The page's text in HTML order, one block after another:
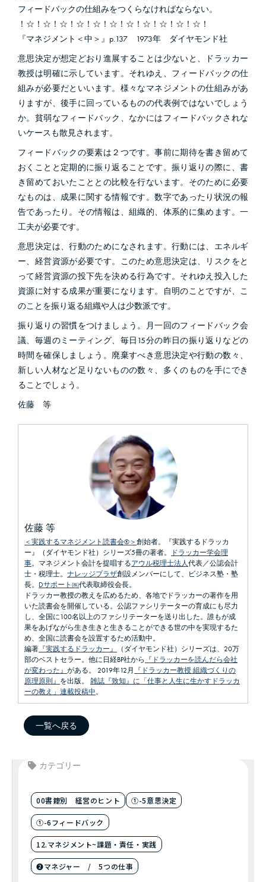
フィードバックの仕組みをつくらなければならない。
！☆！☆！☆！☆！☆！☆！☆！☆！☆！☆！☆！
『マネジメント＜中＞』p.137 1973年 ダイヤモンド社
意思決定が想定どおり進展することは少ないと、ドラッカー
教授は明確に示しています。それゆえ、フィードバックの仕
組みが必要だといいます。様々なマネジメントの仕組みがあ
りますが、後手に回っているものの代表例ではないでしょう
か。貧弱なフィードバック、なかにはフィードバックされな
いケースも散見されます。
フィードバックの要素は２つです。事前に期待を書き留めて
おくことと定期的に振り返ることです。振り返りの際に、書
き留めておいたこととの比較を行ないます。そのために必要
なものは、成果に関する情報です。数字であったり状況の報
告であったり。その情報は、組織的、体系的に集めます。一
工夫が必要です。
意思決定は、行動のためになされます。行動には、エネルギ
ー、経営資源が必要です。このため意思決定は、リスクをと
って経営資源の投下先を決める行為です。それゆえ投入した
資源に対する成果が重要になります。自明のことですが、こ
のことを振り返る組織や人は少数派です。
振り返りの習慣をつけましょう。月一回のフィードバック会
議、毎週のミーティング、毎日15分の昨日の振り返りなどの
時間を確保しましょう。廃棄すべき意思決定や行動の数々、
新しい人材など足りないものの数々、多くのものを手にでき
ることでしょう。
佐藤 等
佐藤 等
＜実践するマネジメント読書会®＞創始者。『実践するドラッカ
ー』（ダイヤモンド社）シリーズ5冊の著者。
ドラッカー学会理
事。マネジメント会計を提唱するアウル税理士法人代表／公認会計
士・税理士。 ナレッジプラザ創設メンバーにして、ビジネス塾・塾
長。 Dサポート㈱代表取締役会長。
ドラッカー教授の教えを広めるため、各地でドラッカーの著作を用
いた読書会を開催している。公認ファシリテーターの育成にも尽力
し、全国に100名以上のファシリテーターを送り出した。誰もが成
果をあげながら生き生きと生きることができる世の中を実現するた
め、全国に読書会を設置するため活動中。
編著 『実践するドラッカー』
（ダイヤモンド社）シリーズは、20万
部のベストセラー。他に日経BP社から 『ドラッカーを読んだら会社
が変わった』 がある。 2019年12月 『ドラッカー教授 組織づくりの
原理原則』 を出版。 雑誌『致知』に「仕事と人生に生かすドラッカ
ーの教え」連載投稿中。
一覧へ戻る
カテゴリー
00書籍別 経営のヒント ①-5意思決定
①-6フィードバック
12.マネジメント~課題・責任・実践
❷マネジャー / 5つの仕事